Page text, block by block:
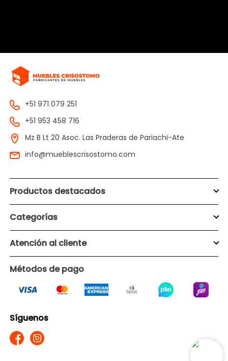
+51 971 079 251
+51 953 458 716
Mz B Lt 20 Asoc. Las Praderas de Pariachi-Ate
info@mueblescrisostomo.com
Productos destacados
Categorías
Atención al cliente
Métodos de pago